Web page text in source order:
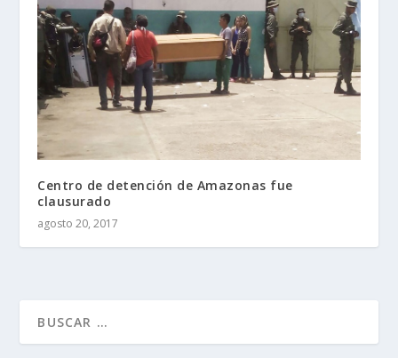
Centro de detención de Amazonas fue
clausurado
agosto 20, 2017